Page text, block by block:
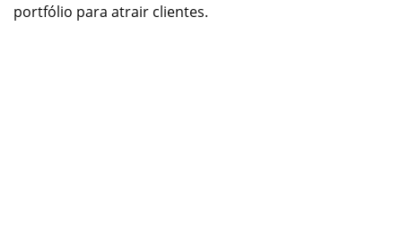
portfólio para atrair clientes.